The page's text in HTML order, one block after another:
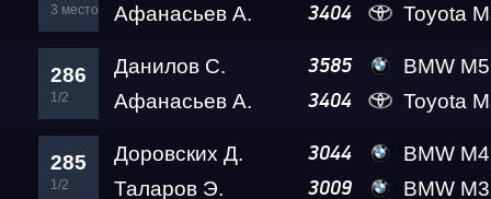
3 место
Афанасьев А.
3404 Toyota
286
1/2
Данилов С. 3585
BMW M5
Афанасьев А.
3404 Toyota
285
1/2
Доровских Д. 3044
BMW M4
Таларов Э.
3009 BMW M3